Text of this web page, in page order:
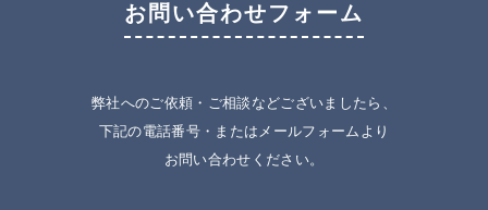
お問い合わせフォーム
弊社へのご依頼・ご相談などございましたら、
下記の電話番号・またはメールフォームより
お問い合わせください。